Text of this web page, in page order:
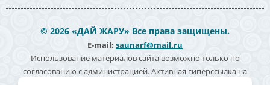
© 2026 «ДАЙ ЖАРУ» Все права защищены.
E-mail: saunarf@mail.ru
Использование материалов сайта возможно только по
согласованию с администрацией. Активная гиперссылка на